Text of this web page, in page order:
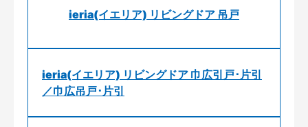
ieria(イエリア) リビングドア 吊戸
ieria(イエリア) リビングドア 巾広引戸･片引
／巾広吊戸･片引